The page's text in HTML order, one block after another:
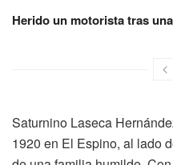
Herido un motorista tras
Saturnino Laseca
1920 en El Espino, al lado